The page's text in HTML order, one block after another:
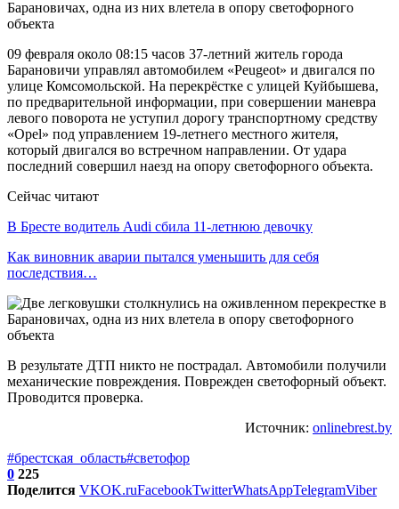
09 февраля около 08:15 часов 37-летний житель города
Барановичи управлял автомобилем «Peugeot» и двигался по
улице Комсомольской. На перекрёстке с улицей Куйбышева,
по предварительной информации, при совершении маневра
левого поворота не уступил дорогу транспортному средству
«Opel» под управлением 19-летнего местного жителя,
который двигался во встречном направлении. От удара
последний совершил наезд на опору светофорного объекта.
Сейчас читают
В Бресте водитель Audi сбила 11-летнюю девочку
Как виновник аварии пытался уменьшить для себя
последствия…
В результате ДТП никто не пострадал. Автомобили получили
механические повреждения. Поврежден светофорный объект.
Проводится проверка.
Источник: onlinebrest.by
#брестская_область#светофор
0 225
Поделится VKOK.ruFacebookTwitterWhatsAppTelegramViber